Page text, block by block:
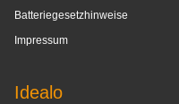
Batteriegesetzhinweise
Impressum
Idealo